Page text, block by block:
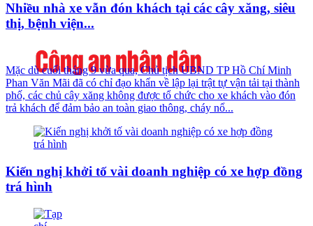
Nhiều nhà xe vẫn đón khách tại các cây xăng, siêu
thị, bệnh viện...
Mặc dù cuối tháng 9 vừa qua, Chủ tịch UBND TP Hồ Chí Minh
Phan Văn Mãi đã có chỉ đạo khẩn về lập lại trật tự vận tải tại thành
phố, các chủ cây xăng không được tổ chức cho xe khách vào đón
trả khách để đảm bảo an toàn giao thông, cháy nổ...
Kiến nghị khởi tố vài doanh nghiệp có xe hợp đồng
trá hình